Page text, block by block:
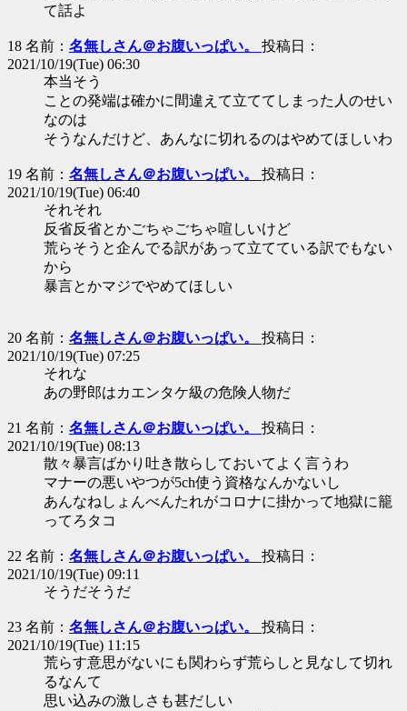
て話よ
18 名前： 名無しさん＠お腹いっぱい。 投稿日：
2021/10/19(Tue) 06:30
本当そう
ことの発端は確かに間違えて立ててしまった人のせい
なのは
そうなんだけど、あんなに切れるのはやめてほしいわ
19 名前： 名無しさん＠お腹いっぱい。 投稿日：
2021/10/19(Tue) 06:40
それそれ
反省反省とかごちゃごちゃ喧しいけど
荒らそうと企んでる訳があって立てている訳でもない
から
暴言とかマジでやめてほしい
20 名前： 名無しさん＠お腹いっぱい。 投稿日：
2021/10/19(Tue) 07:25
それな
あの野郎はカエンタケ級の危険人物だ
21 名前： 名無しさん＠お腹いっぱい。 投稿日：
2021/10/19(Tue) 08:13
散々暴言ばかり吐き散らしておいてよく言うわ
マナーの悪いやつが5ch使う資格なんかないし
あんなねしょんべんたれがコロナに掛かって地獄に籠
ってろタコ
22 名前： 名無しさん＠お腹いっぱい。 投稿日：
2021/10/19(Tue) 09:11
そうだそうだ
23 名前： 名無しさん＠お腹いっぱい。 投稿日：
2021/10/19(Tue) 11:15
荒らす意思がないにも関わらず荒らしと見なして切れ
るなんて
思い込みの激しさも甚だしい